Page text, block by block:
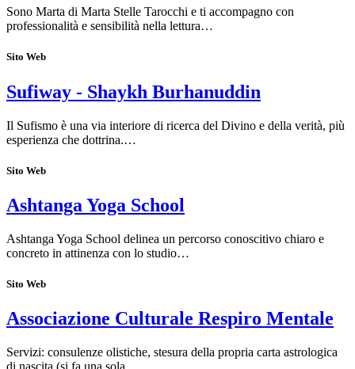
Sono Marta di Marta Stelle Tarocchi e ti accompagno con
professionalità e sensibilità nella lettura…
Sito Web
Sufiway - Shaykh Burhanuddin
Il Sufismo è una via interiore di ricerca del Divino e della verità, più
esperienza che dottrina.…
Sito Web
Ashtanga Yoga School
Ashtanga Yoga School delinea un percorso conoscitivo chiaro e
concreto in attinenza con lo studio…
Sito Web
Associazione Culturale Respiro Mentale
Servizi: consulenze olistiche, stesura della propria carta astrologica
di nascita (si fa una sola…